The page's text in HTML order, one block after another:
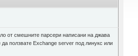
от смешните парсери написани на джава
ползвате Exchange server под линукс или